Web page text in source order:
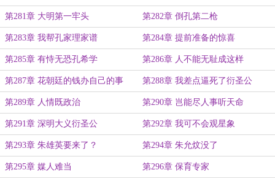
第281章 大明第一牢头 第282章 倒孔第二枪
第283章 我帮孔家理家谱 第284章 提前准备的惊喜
第285章 有恃无恐孔希学 第286章 人不能无耻成这样
第287章 花朝廷的钱办自己的事 第288章 我差点逼死了衍圣公
第289章 人情既政治 第290章 岂能尽人事听天命
第291章 深明大义衍圣公 第292章 我可不会观星象
第293章 朱雄英要来了？ 第294章 朱允炆没了
第295章 媒人难当 第296章 保育专家